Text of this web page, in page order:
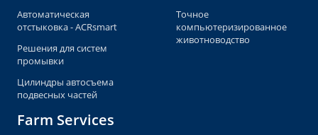
Автоматическая
отстыковка - ACRsmart
Решения для систем
промывки
Цилиндры автосъема
подвесных частей
Точное
компьютеризированное
животноводство
Farm Services